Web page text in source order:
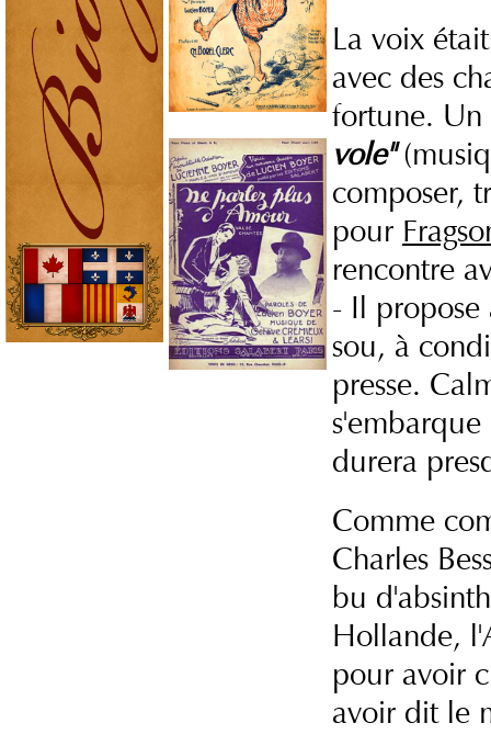
La voix
avec des
fortune. Un
vole"
composer,
pour
rencontre
- Il
sou, à
presse.
durera
Comme
Charles
bu
Hollande,
pour avoir
avoir dit le